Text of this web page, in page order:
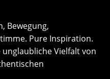
Bewegung,
Pure Inspiration.
Vielfalt von